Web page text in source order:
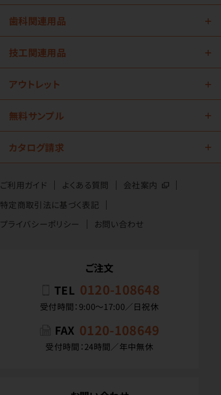
歯科関連用品
技工関連用品
アウトレット
無料サンプル
カタログ請求
ご利用ガイド よくある質問
会社案内
特定商取引法に基づく表記
プライバシーポリシー
お問い合わせ
ご注文
TEL 0120-108648
受付時間：9:00〜17:00／日祝休
FAX 0120-108649
受付時間：24時間／年中無休